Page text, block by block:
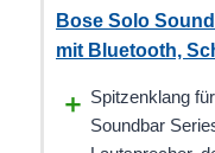
Bose Solo
mit Bluetooth,
Spitzenklang
Soundbar